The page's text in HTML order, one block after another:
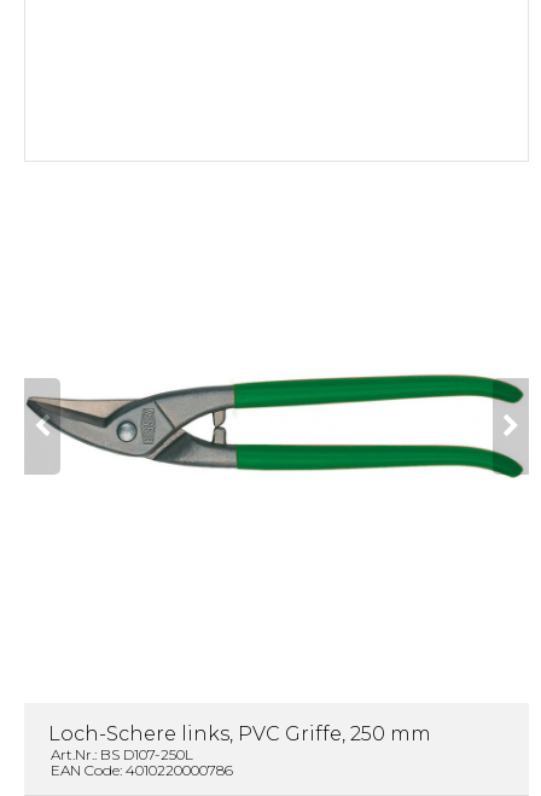
Loch-Schere links, PVC Griffe, 250 mm
Art.Nr.: BS D107-250L
EAN Code: 4010220000786